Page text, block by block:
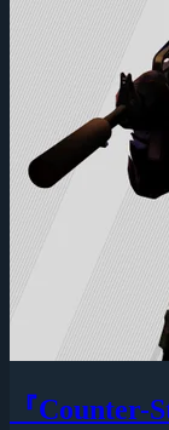
『